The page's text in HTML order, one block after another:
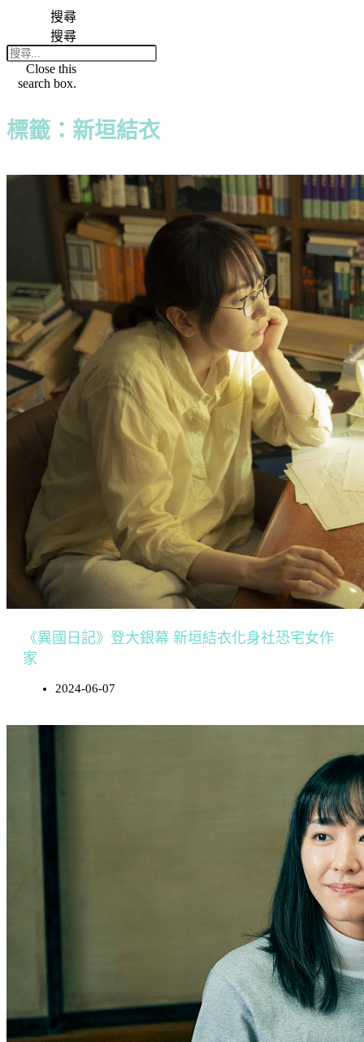
搜尋
搜尋
Close this
search box.
標籤：新垣結衣
《異國日記》登大銀幕 新垣結衣化身社恐宅女作
家
2024-06-07